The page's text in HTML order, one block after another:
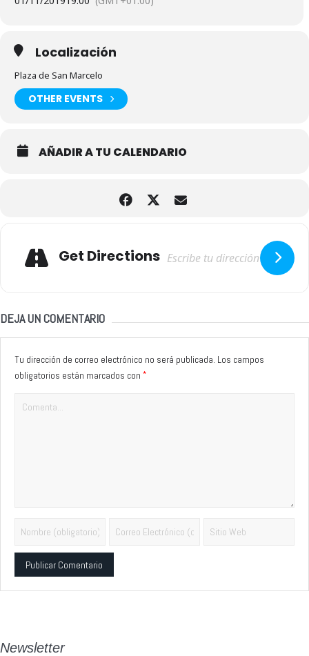
Localización
Plaza de San Marcelo
OTHER EVENTS
AÑADIR A TU CALENDARIO
Get Directions
DEJA UN COMENTARIO
Tu dirección de correo electrónico no será publicada. Los campos
obligatorios están marcados con *
Newsletter